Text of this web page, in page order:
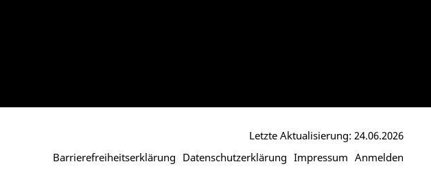
Barrierefreiheitserklärung Datenschutzerklärung Impressum Anmelden
Letzte Aktualisierung: 24.06.2026